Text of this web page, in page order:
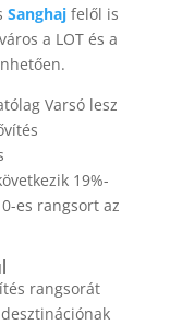
Sanghajfelől is
a LOT és a
Varsó lesz
19%-
es rangsort az
rangsorát